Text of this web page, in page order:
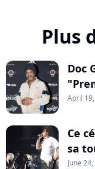
Plus
Doc
April
Ce
sa
June